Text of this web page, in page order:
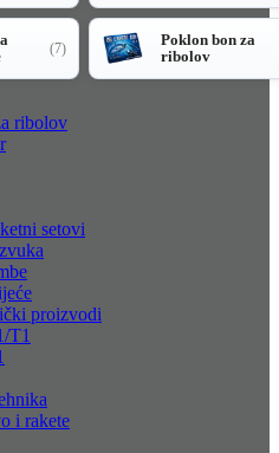
(7)
Poklon bon za
ribolov
ribolov
setovi
proizvodi
T1
i rakete